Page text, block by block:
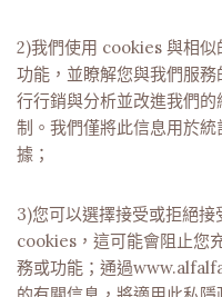
2)我們使用 cookies 與相
功能，並瞭解您與我們服
行行銷與分析並改進我們
制。我們僅將此信息用於
據；
3)您可以選擇接受或拒絕
cookies，這可能會阻止您
務或功能；通過